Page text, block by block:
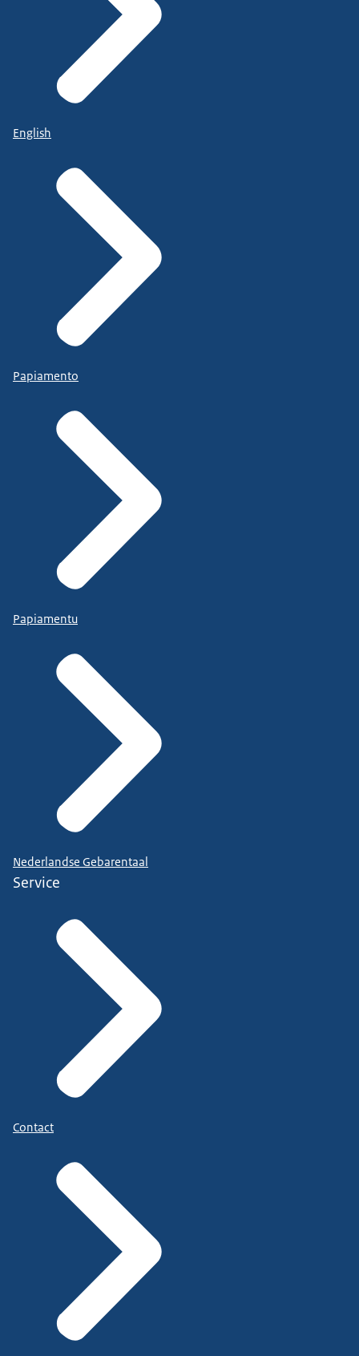
English
Papiamento
Papiamentu
Nederlandse Gebarentaal
Service
Contact